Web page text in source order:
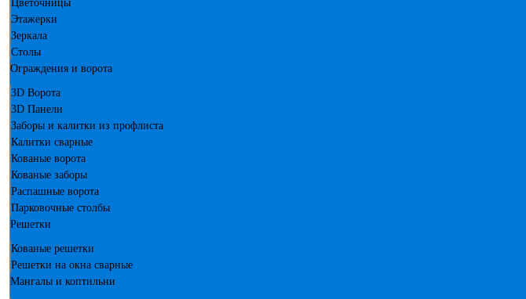
Цветочницы
Этажерки
Зеркала
Столы
Ограждения и ворота
3D Ворота
3D Панели
Заборы и калитки из профлиста
Калитки сварные
Кованые ворота
Кованые заборы
Распашные ворота
Парковочные столбы
Решетки
Кованые решетки
Решетки на окна сварные
Мангалы и коптильни